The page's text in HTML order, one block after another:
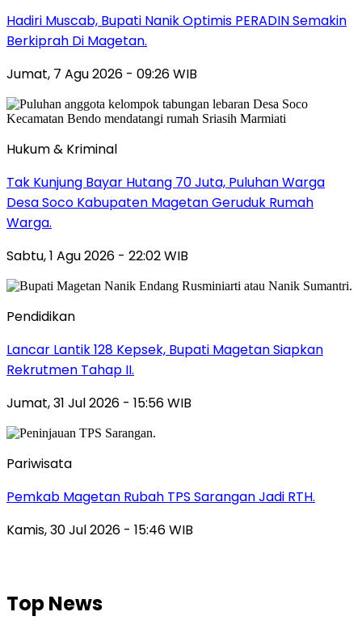
Hadiri Muscab, Bupati Nanik Optimis PERADIN Semakin
Berkiprah Di Magetan.
Jumat, 7 Agu 2026 - 09:26 WIB
Hukum & Kriminal
Tak Kunjung Bayar Hutang 70 Juta, Puluhan Warga
Desa Soco Kabupaten Magetan Geruduk Rumah
Warga.
Sabtu, 1 Agu 2026 - 22:02 WIB
Pendidikan
Lancar Lantik 128 Kepsek, Bupati Magetan Siapkan
Rekrutmen Tahap II.
Jumat, 31 Jul 2026 - 15:56 WIB
Pariwisata
Pemkab Magetan Rubah TPS Sarangan Jadi RTH.
Kamis, 30 Jul 2026 - 15:46 WIB
Top News